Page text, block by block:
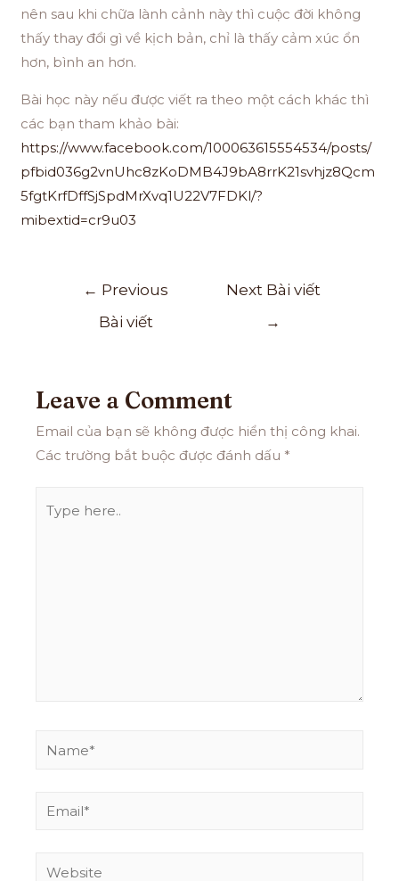
nên sau khi chữa lành cảnh này thì cuộc đời không
thấy thay đổi gì về kịch bản, chỉ là thấy cảm xúc ổn
hơn, bình an hơn.
Bài học này nếu được viết ra theo một cách khác thì
các bạn tham khảo bài:
https://www.facebook.com/100063615554534/posts/
pfbid036g2vnUhc8zKoDMB4J9bA8rrK21svhjz8Qcm
5fgtKrfDffSjSpdMrXvq1U22V7FDKl/?
mibextid=cr9u03
← Previous
Bài viết
Next Bài viết
→
Leave a Comment
Email của bạn sẽ không được hiển thị công khai.
Các trường bắt buộc được đánh dấu *